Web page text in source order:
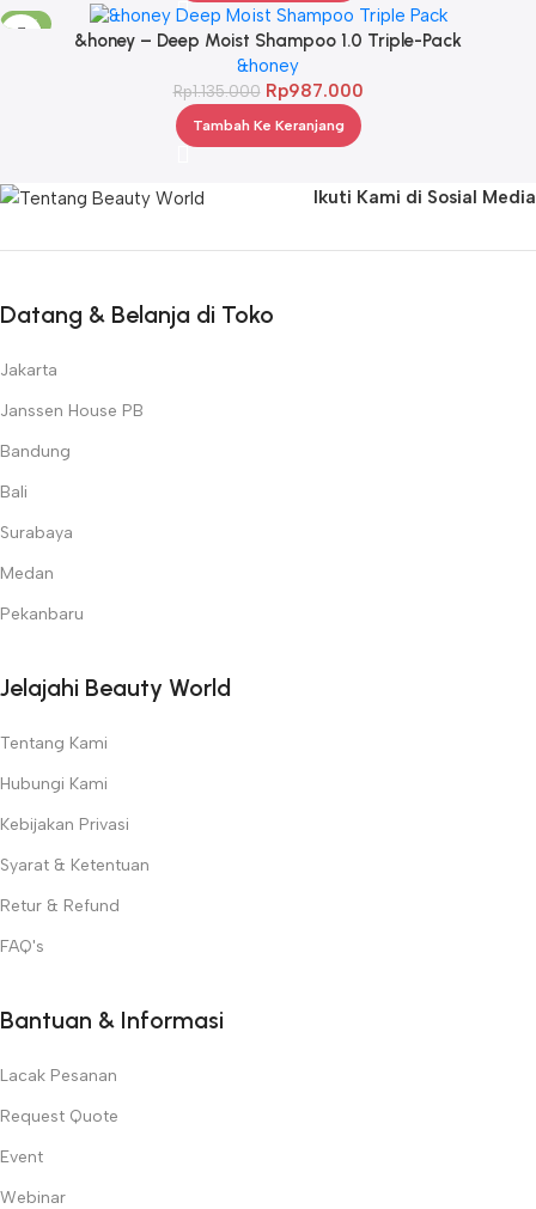
-13%
&honey – Deep Moist Shampoo 1.0 Triple-Pack
&honey
Rp1.135.000 Rp987.000
Tambah Ke Keranjang
Ikuti Kami di Sosial Media
Datang & Belanja di Toko
Jakarta
Janssen House PB
Bandung
Bali
Surabaya
Medan
Pekanbaru
Jelajahi Beauty World
Tentang Kami
Hubungi Kami
Kebijakan Privasi
Syarat & Ketentuan
Retur & Refund
FAQ's
Bantuan & Informasi
Lacak Pesanan
Request Quote
Event
Webinar